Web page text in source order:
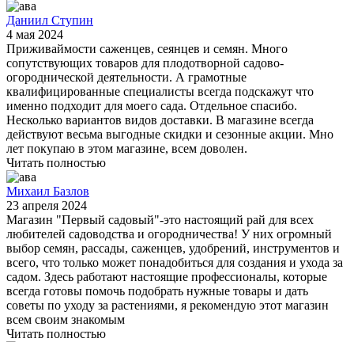
Даниил Ступин
4 мая 2024
Приживаймости саженцев, сеянцев и семян. Много
сопутствующих товаров для плодотворной садово-
огороднической деятельности. А грамотные
квалифицированные специалисты всегда подскажут что
именно подходит для моего сада. Отдельное спасибо.
Несколько вариантов видов доставки. В магазине всегда
действуют весьма выгодные скидки и сезонные акции. Мно
лет покупаю в этом магазине, всем доволен.
Читать полностью
Михаил Базлов
23 апреля 2024
Магазин "Первый садовый"-это настоящий рай для всех
любителей садоводства и огородничества! У них огромный
выбор семян, рассады, саженцев, удобрений, инструментов и
всего, что только может понадобиться для создания и ухода за
садом. Здесь работают настоящие профессионалы, которые
всегда готовы помочь подобрать нужные товары и дать
советы по уходу за растениями, я рекомендую этот магазин
всем своим знакомым
Читать полностью